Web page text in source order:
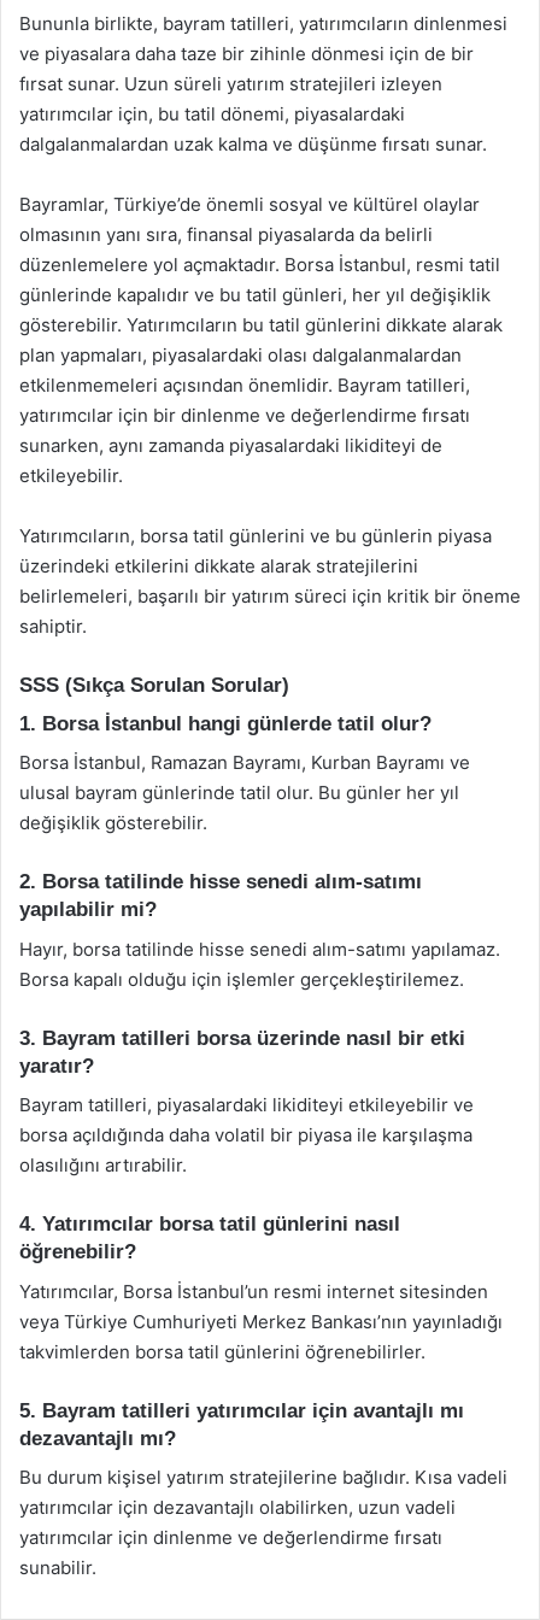
Bununla birlikte, bayram tatilleri, yatırımcıların dinlenmesi
ve piyasalara daha taze bir zihinle dönmesi için de bir
fırsat sunar. Uzun süreli yatırım stratejileri izleyen
yatırımcılar için, bu tatil dönemi, piyasalardaki
dalgalanmalardan uzak kalma ve düşünme fırsatı sunar.
Bayramlar, Türkiye’de önemli sosyal ve kültürel olaylar
olmasının yanı sıra, finansal piyasalarda da belirli
düzenlemelere yol açmaktadır. Borsa İstanbul, resmi tatil
günlerinde kapalıdır ve bu tatil günleri, her yıl değişiklik
gösterebilir. Yatırımcıların bu tatil günlerini dikkate alarak
plan yapmaları, piyasalardaki olası dalgalanmalardan
etkilenmemeleri açısından önemlidir. Bayram tatilleri,
yatırımcılar için bir dinlenme ve değerlendirme fırsatı
sunarken, aynı zamanda piyasalardaki likiditeyi de
etkileyebilir.
Yatırımcıların, borsa tatil günlerini ve bu günlerin piyasa
üzerindeki etkilerini dikkate alarak stratejilerini
belirlemeleri, başarılı bir yatırım süreci için kritik bir öneme
sahiptir.
SSS (Sıkça Sorulan Sorular)
1. Borsa İstanbul hangi günlerde tatil olur?
Borsa İstanbul, Ramazan Bayramı, Kurban Bayramı ve
ulusal bayram günlerinde tatil olur. Bu günler her yıl
değişiklik gösterebilir.
2. Borsa tatilinde hisse senedi alım-satımı
yapılabilir mi?
Hayır, borsa tatilinde hisse senedi alım-satımı yapılamaz.
Borsa kapalı olduğu için işlemler gerçekleştirilemez.
3. Bayram tatilleri borsa üzerinde nasıl bir etki
yaratır?
Bayram tatilleri, piyasalardaki likiditeyi etkileyebilir ve
borsa açıldığında daha volatil bir piyasa ile karşılaşma
olasılığını artırabilir.
4. Yatırımcılar borsa tatil günlerini nasıl
öğrenebilir?
Yatırımcılar, Borsa İstanbul’un resmi internet sitesinden
veya Türkiye Cumhuriyeti Merkez Bankası’nın yayınladığı
takvimlerden borsa tatil günlerini öğrenebilirler.
5. Bayram tatilleri yatırımcılar için avantajlı mı
dezavantajlı mı?
Bu durum kişisel yatırım stratejilerine bağlıdır. Kısa vadeli
yatırımcılar için dezavantajlı olabilirken, uzun vadeli
yatırımcılar için dinlenme ve değerlendirme fırsatı
sunabilir.